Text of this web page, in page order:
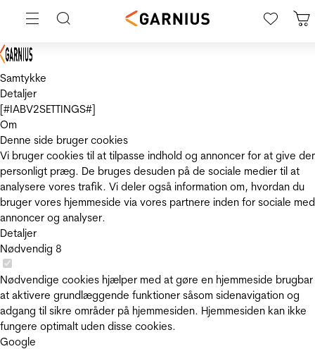
Samtykke
Detaljer
[#IABV2SETTINGS#]
Om
Denne side bruger cookies
Vi bruger cookies til at tilpasse indhold og annoncer for at give
personligt præg. De bruges desuden på de sociale medier til at
analysere vores trafik. Vi deler også information om, hvordan du
bruger vores hjemmeside via vores partnere inden for sociale
annoncer og analyser.
Detaljer
Nødvendig 8
Nødvendige cookies hjælper med at gøre en hjemmeside
at aktivere grundlæggende funktioner såsom sidenavigation og
adgang til sikre områder på hjemmesiden. Hjemmesiden kan ikke
fungere optimalt uden disse cookies.
Google